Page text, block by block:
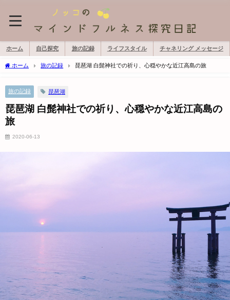
ホーム 自己探究 旅の記録 ライフスタイル チャネリング メッセージ
ホーム 旅の記録 琵琶湖 白髭神社での祈り、心穏やかな近江高島の旅
旅の記録 琵琶湖
琵琶湖 白髭神社での祈り、心穏やかな近江高島の
旅
2020-06-13